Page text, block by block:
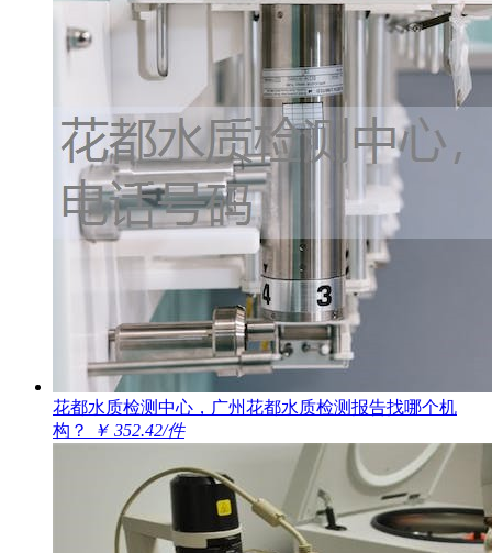
花都水质检测中心，广州花都水质检测报告找哪个机
构？
￥ 352.42/件